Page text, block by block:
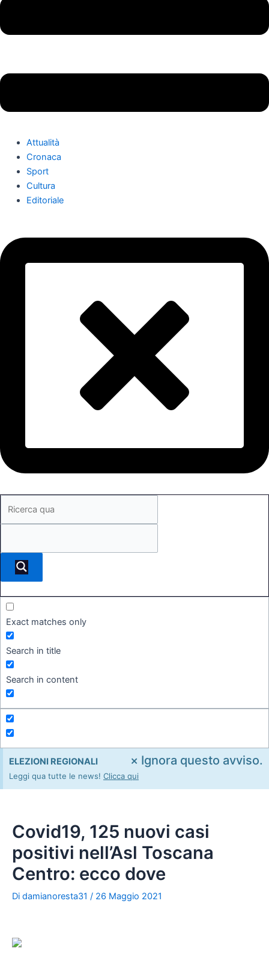
Attualità
Cronaca
Sport
Cultura
Editoriale
Exact matches only
Search in title
Search in content
ELEZIONI REGIONALI
Leggi qua tutte le news! Clicca qui
× Ignora questo avviso.
Covid19, 125 nuovi casi
positivi nell’Asl Toscana
Centro: ecco dove
Di damianoresta31 / 26 Maggio 2021